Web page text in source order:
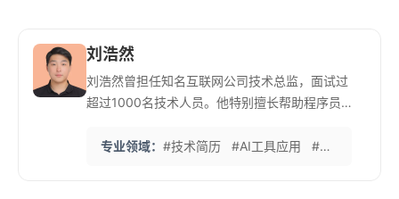
刘浩然
刘浩然曾担任知名互联网公司技术总监，面试过
超过1000名技术人员。他特别擅长帮助程序员
术栈罗列。 他开发的‘技术成就量化法’能够将复
专业领域： #技术简历 #AI工具应用 #编程能力展示